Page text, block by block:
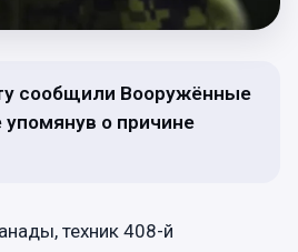
сообщили Вооружённые
о причине
техник 408-й